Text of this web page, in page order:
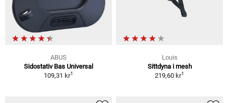
ABUS
Sidostativ Bas Universal
109,31 kr1
Louis
Sittdyna i mesh
219,60 kr1